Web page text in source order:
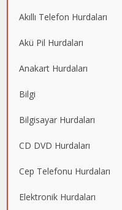
Akıllı Telefon Hurdaları
Akü Pil Hurdaları
Anakart Hurdaları
Bilgi
Bilgisayar Hurdaları
CD DVD Hurdaları
Cep Telefonu Hurdaları
Elektronik Hurdaları